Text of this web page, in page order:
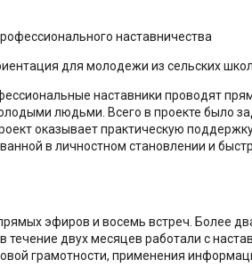
наставничества
для молодежи из сельских школ
наставники проводят
людьми. Всего в проекте было
оказывает практическую
в личностном становлении и
эфиров и восемь встреч. Более
течение двух месяцев работали с
грамотности, применения